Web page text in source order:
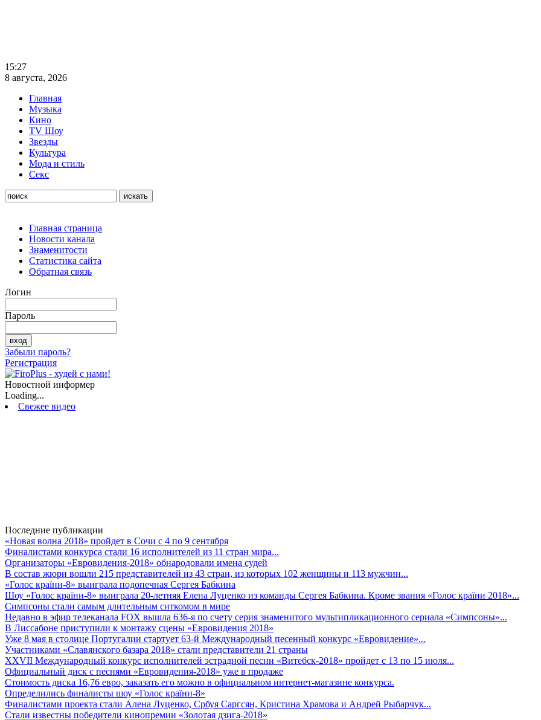
15:27
8 августа, 2026
Главная
Музыка
Кино
TV Шоу
Звезды
Культура
Мода и стиль
Секс
Главная страница
Новости канала
Знаменитости
Статистика сайта
Обратная связь
Логин
Пароль
Забыли пароль?
Регистрация
Новостной информер
Loading...
Свежее видео
Последние публикации
«Новая волна 2018» пройдет в Сочи с 4 по 9 сентября
Финалистами конкурса стали 16 исполнителей из 11 стран мира...
Организаторы «Евровидения-2018» обнародовали имена судей
В состав жюри вошли 215 представителей из 43 стран, из которых 102 женщины и 113 мужчин...
«Голос країни-8» выиграла подопечная Сергея Бабкина
Шоу «Голос країни-8» выиграла 20-летняя Елена Луценко из команды Сергея Бабкина. Кроме звания «Голос країни 2018»...
Симпсоны стали самым длительным ситкомом в мире
Недавно в эфир телеканала FOX вышла 636-я по счету серия знаменитого мультипликационного сериала «Симпсоны»...
В Лиссабоне приступили к монтажу сцены «Евровидения 2018»
Уже 8 мая в столице Португалии стартует 63-й Международный песенный конкурс «Евровидение»...
Участниками «Славянского базара 2018» стали представители 21 страны
XXVII Международный конкурс исполнителей эстрадной песни «Витебск-2018» пройдет с 13 по 15 июля...
Официальный диск с песнями «Евровидения-2018» уже в продаже
Стоимость диска 16,76 евро, заказать его можно в официальном интернет-магазине конкурса.
Определились финалисты шоу «Голос країни-8»
Финалистами проекта стали Алена Луценко, Србуя Саргсян, Кристина Храмова и Андрей Рыбарчук...
Стали известны победители кинопремии «Золотая дзига-2018»